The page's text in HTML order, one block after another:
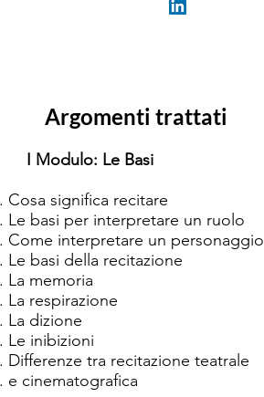
Argomenti trattati
I Modulo: Le Basi
Cosa significa recitare
Le basi per interpretare un ruolo
Come interpretare un personaggio
Le basi della recitazione
La memoria
La respirazione
La dizione
Le inibizioni
Differenze tra recitazione teatrale
e cinematografica